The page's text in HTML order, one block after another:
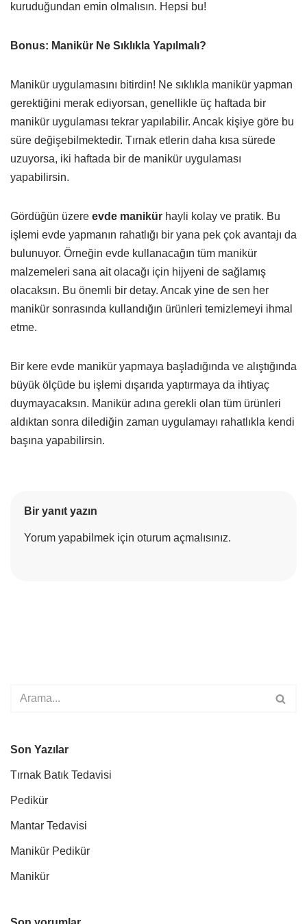
kuruduğundan emin olmalısın. Hepsi bu!
Bonus: Manikür Ne Sıklıkla Yapılmalı?
Manikür uygulamasını bitirdin! Ne sıklıkla manikür yapman
gerektiğini merak ediyorsan, genellikle üç haftada bir
manikür uygulaması tekrar yapılabilir. Ancak kişiye göre bu
süre değişebilmektedir. Tırnak etlerin daha kısa sürede
uzuyorsa, iki haftada bir de manikür uygulaması
yapabilirsin.
Gördüğün üzere evde manikür hayli kolay ve pratik. Bu
işlemi evde yapmanın rahatlığı bir yana pek çok avantajı da
bulunuyor. Örneğin evde kullanacağın tüm manikür
malzemeleri sana ait olacağı için hijyeni de sağlamış
olacaksın. Bu önemli bir detay. Ancak yine de sen her
manikür sonrasında kullandığın ürünleri temizlemeyi ihmal
etme.
Bir kere evde manikür yapmaya başladığında ve alıştığında
büyük ölçüde bu işlemi dışarıda yaptırmaya da ihtiyaç
duymayacaksın. Manikür adına gerekli olan tüm ürünleri
aldıktan sonra dilediğin zaman uygulamayı rahatlıkla kendi
başına yapabilirsin.
Bir yanıt yazın
Yorum yapabilmek için oturum açmalısınız.
Son Yazılar
Tırnak Batık Tedavisi
Pedikür
Mantar Tedavisi
Manikür Pedikür
Manikür